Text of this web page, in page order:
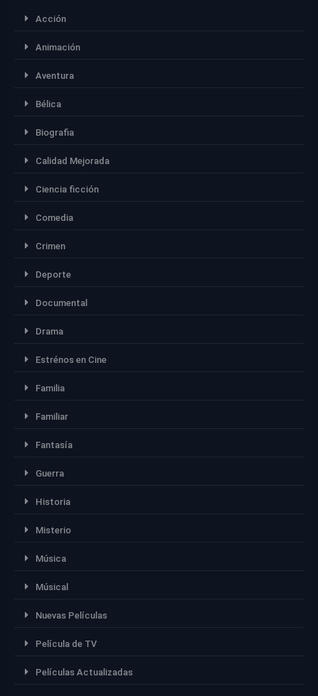
Acción
Animación
Aventura
Bélica
Biografia
Calidad Mejorada
Ciencia ficción
Comedia
Crimen
Deporte
Documental
Drama
Estrénos en Cine
Familia
Familiar
Fantasía
Guerra
Historia
Misterio
Música
Músical
Nuevas Películas
Película de TV
Películas Actualizadas